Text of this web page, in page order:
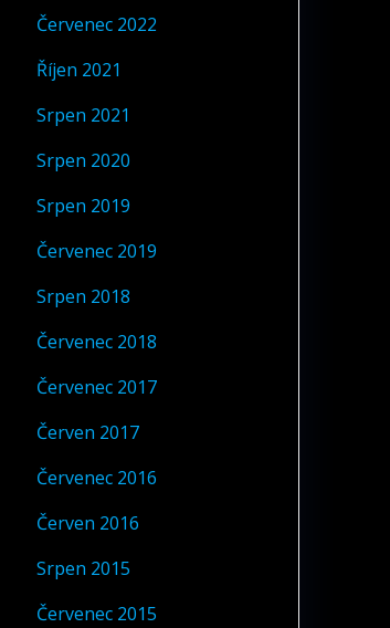
Červenec 2022
Říjen 2021
Srpen 2021
Srpen 2020
Srpen 2019
Červenec 2019
Srpen 2018
Červenec 2018
Červenec 2017
Červen 2017
Červenec 2016
Červen 2016
Srpen 2015
Červenec 2015